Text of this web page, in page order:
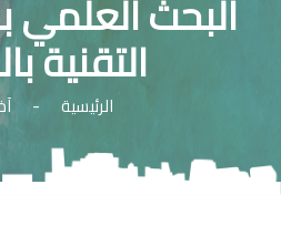
البحث العلمي
التقنية
الرئيسية -